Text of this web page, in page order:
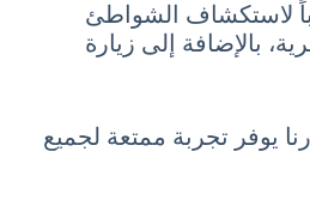
لاستكشاف الشواطئ
بالإضافة إلى زيارة
يوفر تجربة ممتعة لجميع